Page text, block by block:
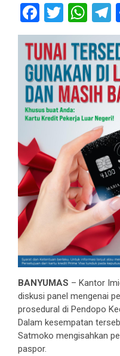
Facebook
BANYUMAS – Kantor
diskusi panel mengenai
prosedural di Pendopo
Dalam kesempatan
Satmoko mengisahkan
paspor.